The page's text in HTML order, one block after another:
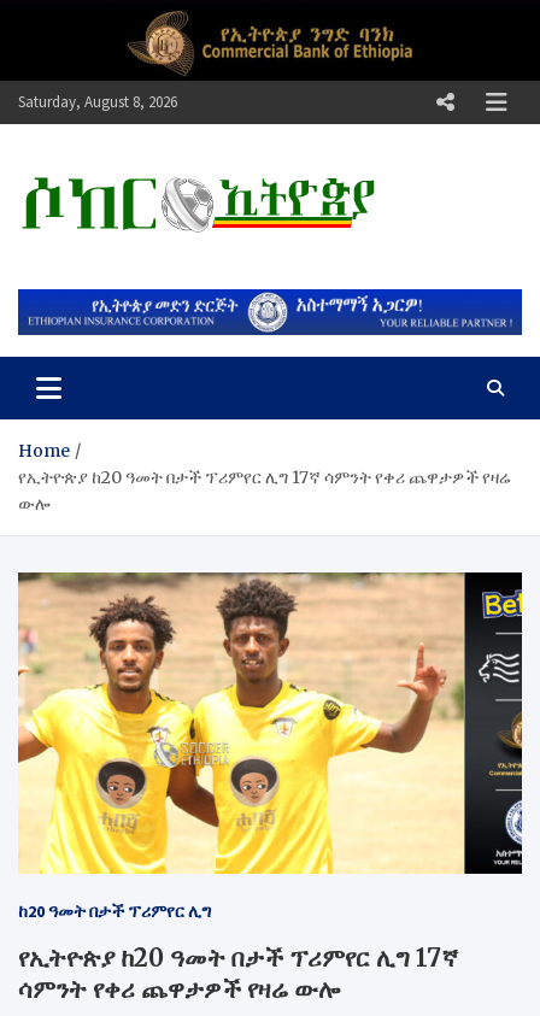
Saturday, August 8, 2026
ሶከር ኢትዮጵያ
Home
የኢትዮጵያ ከ20 ዓመት በታች ፕሪምየር ሊግ 17ኛ ሳምንት የቀሪ ጨዋታዎች የዛሬ
ውሎ
ከ20 ዓመት በታች ፕሪምየር ሊግ
የኢትዮጵያ ከ20 ዓመት በታች ፕሪምየር ሊግ 17ኛ
ሳምንት የቀሪ ጨዋታዎች የዛሬ ውሎ